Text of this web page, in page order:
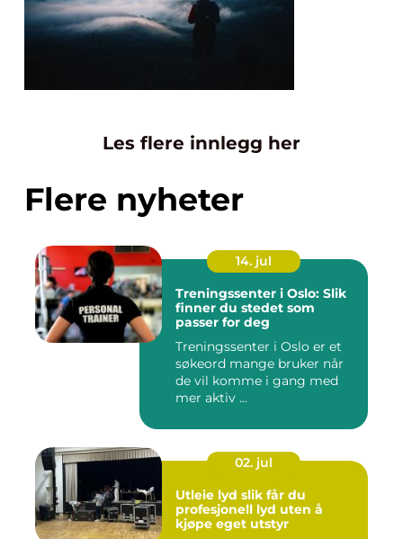
Les flere innlegg her
Flere nyheter
14. jul
Treningssenter i Oslo: Slik
finner du stedet som
passer for deg
Treningssenter i Oslo er et
søkeord mange bruker når
de vil komme i gang med
mer aktiv ...
02. jul
Utleie lyd slik får du
profesjonell lyd uten å
kjøpe eget utstyr